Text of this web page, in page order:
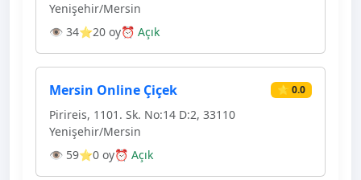
Yenişehir/Mersin
👁 34⭐20 oy⏰ Açık
Mersin Online Çiçek ⭐ 0.0
Pirireis, 1101. Sk. No:14 D:2, 33110
Yenişehir/Mersin
👁 59⭐0 oy⏰ Açık